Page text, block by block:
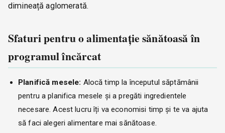
dimineață aglomerată.
Sfaturi pentru o alimentație sănătoasă în
programul încărcat
Planifică mesele: Alocă timp la începutul săptămânii
pentru a planifica mesele și a pregăti ingredientele
necesare. Acest lucru îți va economisi timp și te va ajuta
să faci alegeri alimentare mai sănătoase.